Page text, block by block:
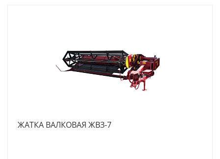
ЖАТКА ВАЛКОВАЯ ЖВЗ-7